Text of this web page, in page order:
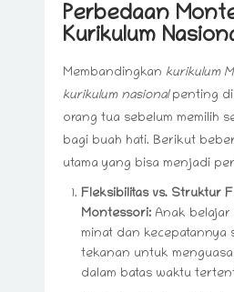
Perbedaan
Kurikulum
Membandingkan kurikulum
kurikulum nasionalpenting
orang tua sebelum memilih
bagi buah hati. Berikut
utama yang bisa menjadi
Fleksibilitas vs. Struktur
Montessori: Anak belajar
minat dan kecepatannya
tekanan untuk
dalam batas waktu